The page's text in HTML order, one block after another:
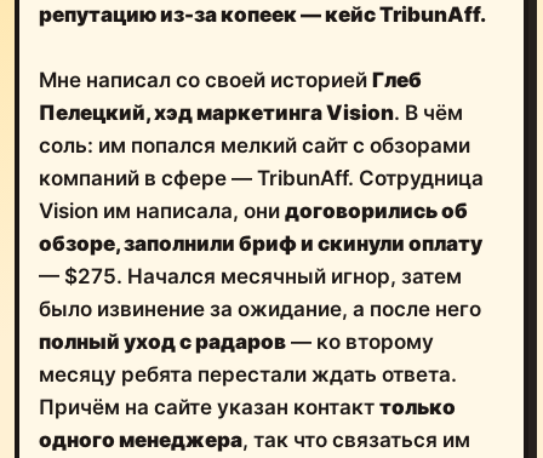
репутацию из-за копеек — кейс TribunAff.
Мне написал со своей историей Глеб
Пелецкий, хэд маркетинга Vision. В чём
соль: им попался мелкий сайт с обзорами
компаний в сфере — TribunAff. Сотрудница
Vision им написала, они договорились об
обзоре, заполнили бриф и скинули оплату
— $275. Начался месячный игнор, затем
было извинение за ожидание, а после него
полный уход с радаров — ко второму
месяцу ребята перестали ждать ответа.
Причём на сайте указан контакт только
одного менеджера, так что связаться им